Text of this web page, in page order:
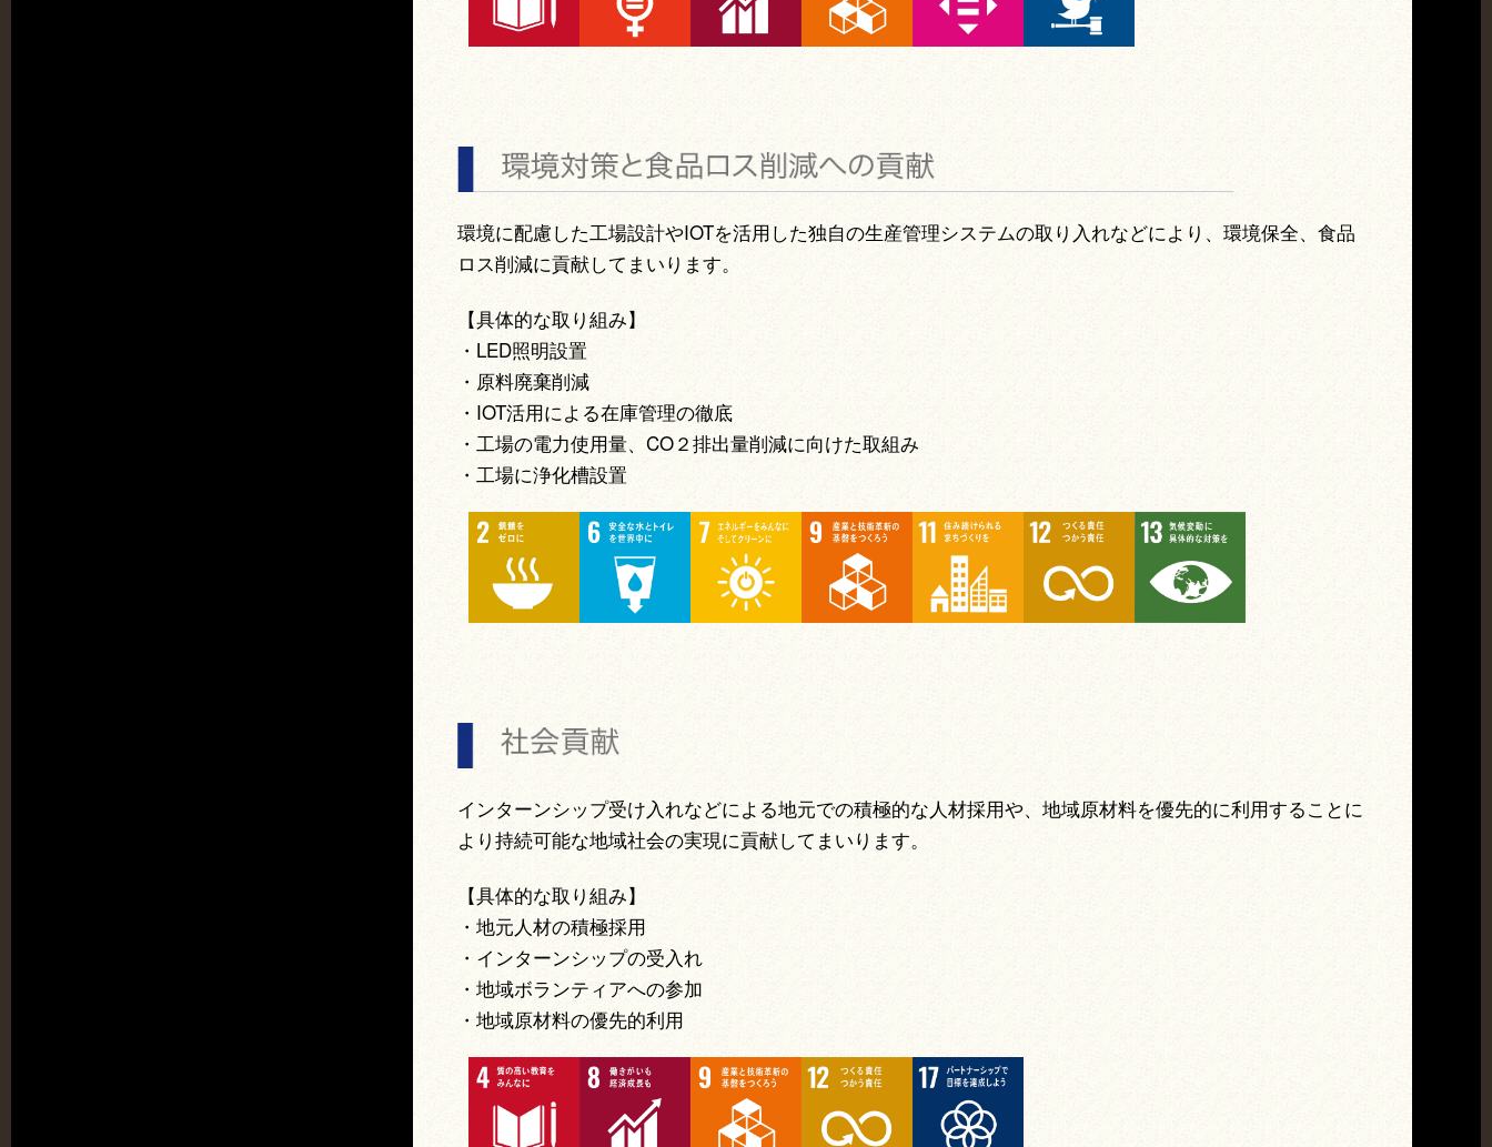
環境に配慮した工場設計やIOTを活用した独自の生産管理システムの取り入れなどにより、環境保全、食品
ロス削減に貢献してまいります。
【具体的な取り組み】
・LED照明設置
・原料廃棄削減
・IOT活用による在庫管理の徹底
・工場の電力使用量、CO２排出量削減に向けた取組み
・工場に浄化槽設置
インターンシップ受け入れなどによる地元での積極的な人材採用や、地域原材料を優先的に利用することに
より持続可能な地域社会の実現に貢献してまいります。
【具体的な取り組み】
・地元人材の積極採用
・インターンシップの受入れ
・地域ボランティアへの参加
・地域原材料の優先的利用